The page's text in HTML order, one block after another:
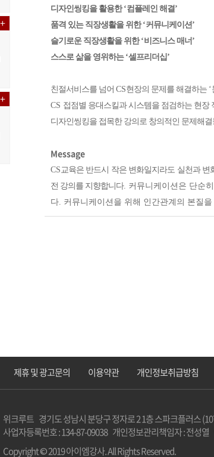
디자인씽킹을 활용한‘컴플레인 해결’
품격 있는 직장생활을 위한‘커뮤니케이션’
슬기로운 직장생활을 위한‘비즈니스 매너 ’
스스로 삶을 영위하는 ‘셀프리더십 ’
친절서비스를 넘어 CS현장의 문제를 해결하는 ‘
CS 접점별 응대스킬과 시스템을 점검하는 현장
디자인씽킹을 접목한 강의로 창의적인 문제해
Message
CS교육은 반드시 작은 변화일지라도 실천과 변
전 강의를 지향합니다. 커뮤니케이션은 단순
다. 커뮤니케이션을 위해 인간관계의 본질
제휴 및 광고문의 이용약관 개인정보취급방침
위크루트 경기도 성남시 분당구 정자로 2 1층 스파크플러스
사업자등록번호 : 134-87-09038 개인정보관리책임자 : 전성
Copyright © 2019 아이엠강사. All Rights Reserved.